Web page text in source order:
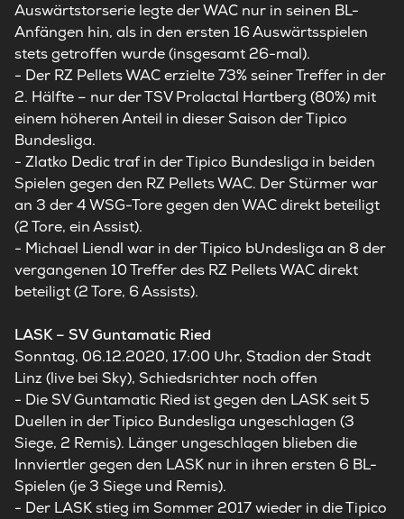
Auswärtstorserie legte der WAC nur in seinen BL-
Anfängen hin, als in den ersten 16 Auswärtsspielen
stets getroffen wurde (insgesamt 26-mal).
- Der RZ Pellets WAC erzielte 73% seiner Treffer in der
2. Hälfte – nur der TSV Prolactal Hartberg (80%) mit
einem höheren Anteil in dieser Saison der Tipico
Bundesliga.
- Zlatko Dedic traf in der Tipico Bundesliga in beiden
Spielen gegen den RZ Pellets WAC. Der Stürmer war
an 3 der 4 WSG-Tore gegen den WAC direkt beteiligt
(2 Tore, ein Assist).
- Michael Liendl war in der Tipico bUndesliga an 8 der
vergangenen 10 Treffer des RZ Pellets WAC direkt
beteiligt (2 Tore, 6 Assists).
LASK – SV Guntamatic Ried
Sonntag, 06.12.2020, 17:00 Uhr, Stadion der Stadt
Linz (live bei Sky), Schiedsrichter noch offen
- Die SV Guntamatic Ried ist gegen den LASK seit 5
Duellen in der Tipico Bundesliga ungeschlagen (3
Siege, 2 Remis). Länger ungeschlagen blieben die
Innviertler gegen den LASK nur in ihren ersten 6 BL-
Spielen (je 3 Siege und Remis).
- Der LASK stieg im Sommer 2017 wieder in die Tipico